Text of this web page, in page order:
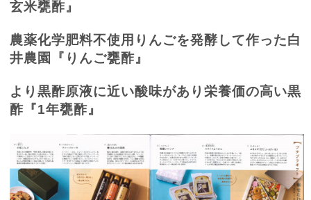
玄米甕酢』
農薬化学肥料不使用りんごを発酵して作った白
井農園『りんご甕酢』
より黒酢原液に近い酸味があり栄養価の高い黒
酢『1年甕酢』